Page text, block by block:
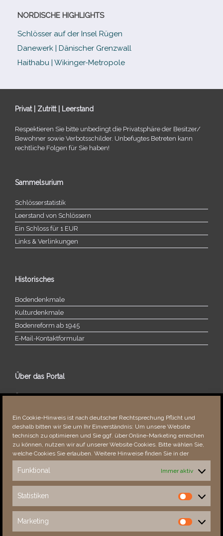
Ein Cookie-Hinweis ist nach deutscher Rechtsprechung Pflicht und
deshalb bitten wir Sie um Ihr Einverständnis: Um unsere Website
technisch zu optimieren und Sie ggf. über Online-Marketing erreichen
zu können, nutzen wir auf unserer Website Cookies. Bitte wählen Sie,
welche Cookies Sie erlauben. Weitere Hinweise finden Sie in der
Funktional Immer aktiv
Statistiken
Statistiken
Marketing
Marketing
NORDISCHE HIGHLIGHTS
Schlösser auf der Insel Rügen
Danewerk | Dänischer Grenzwall
Haithabu | Wikinger-Metropole
Privat | Zutritt | Leerstand
Respektieren Sie bitte unbe­dingt die Privatsphäre der Besitzer/​
Bewohner sowie Verbotsschilder. Unbefugtes Betreten kann
recht­li­che Folgen für Sie haben!
Sammelsurium
Schlösserstatistik
Leerstand von Schlössern
Ein Schloss für 1 EUR
Links & Verlinkungen
Historisches
Bodendenkmale
Kulturdenkmale
Bodenreform ab 1945
E‑Mail-​​Kontaktformular
Über das Portal
Über dieses Portal
Fehler bemerkt?
Besucher seit 08/​2021
This Week
33334